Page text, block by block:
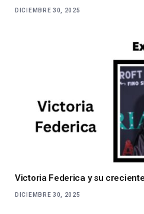
DICIEMBRE 30, 2025
Victoria Federica y su
DICIEMBRE 30, 2025